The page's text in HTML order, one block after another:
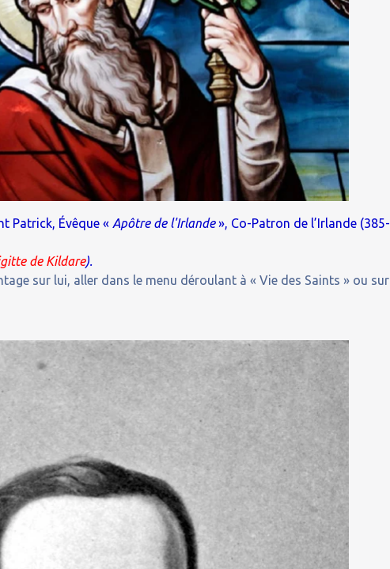
Patrick, Évêque «Apôtre de l'Irlande», Co-Patron de l’Irlande (385-
de Kildare).
sur lui, aller dans le menu déroulant à « Vie des Saints » ou sur